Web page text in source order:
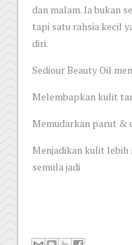
dan malam. Ia bukan
tapi satu rahsia kecil
diri.
Sediour Beauty Oil
Melembapkan kulit
Memudarkan parut &
Menjadikan kulit lebih
semula jadi